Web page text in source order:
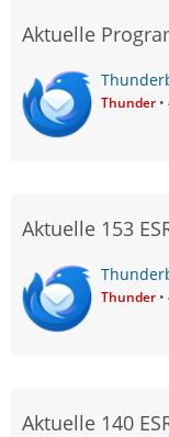
Aktuelle
Thunder
Aktuelle 153
Thunder
Aktuelle 140